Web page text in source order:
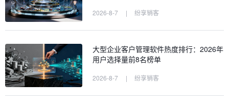
2026-8-7 | 纷享销客
大型企业客户管理软件热度排行：2026年
用户选择量前8名榜单
2026-8-7 | 纷享销客